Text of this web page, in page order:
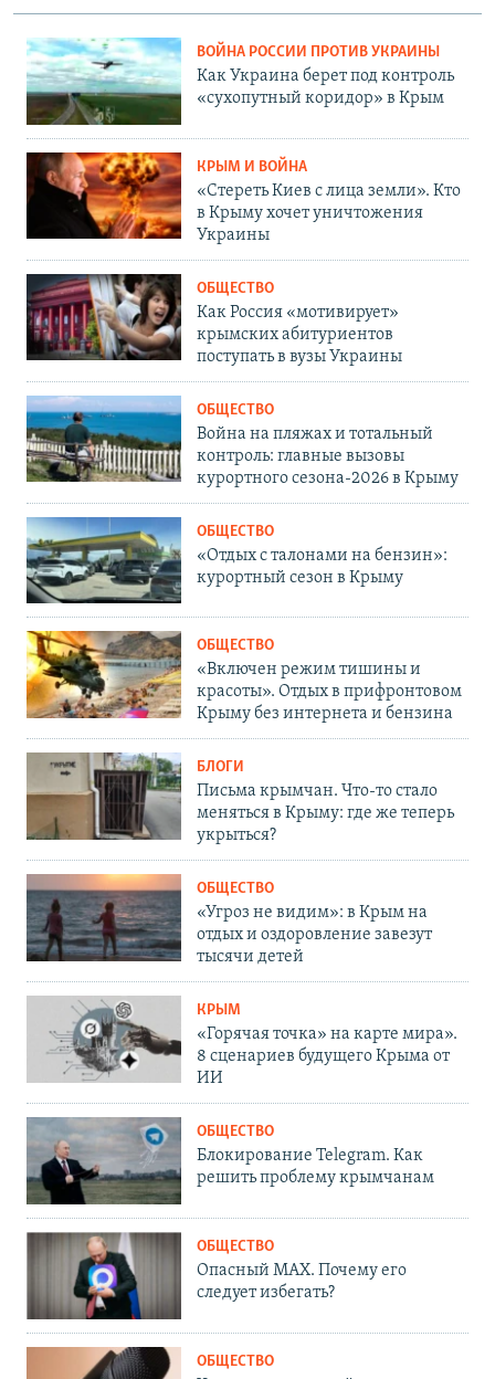
ВОЙНА РОССИИ ПРОТИВ УКРАИНЫ
Как Украина берет под контроль
«сухопутный коридор» в Крым
КРЫМ И ВОЙНА
«Стереть Киев с лица земли». Кто
в Крыму хочет уничтожения
Украины
ОБЩЕСТВО
Как Россия «мотивирует»
крымских абитуриентов
поступать в вузы Украины
ОБЩЕСТВО
Война на пляжах и тотальный
контроль: главные вызовы
курортного сезона-2026 в Крыму
ОБЩЕСТВО
«Отдых с талонами на бензин»:
курортный сезон в Крыму
ОБЩЕСТВО
«Включен режим тишины и
красоты». Отдых в прифронтовом
Крыму без интернета и бензина
БЛОГИ
Письма крымчан. Что-то стало
меняться в Крыму: где же теперь
укрыться?
ОБЩЕСТВО
«Угроз не видим»: в Крым на
отдых и оздоровление завезут
тысячи детей
КРЫМ
«Горячая точка» на карте мира».
8 сценариев будущего Крыма от
ИИ
ОБЩЕСТВО
Блокирование Telegram. Как
решить проблему крымчанам
ОБЩЕСТВО
Опасный MAX. Почему его
следует избегать?
ОБЩЕСТВО